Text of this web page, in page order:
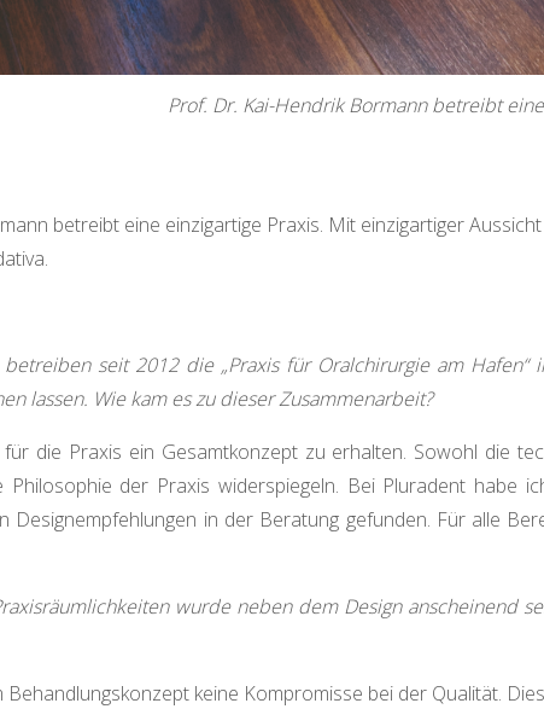
Prof. Dr. Kai-Hendrik Bormann betreibt
betreibt eine einzigartige Praxis. Mit einzigartiger
seit 2012 die „Praxis für Oralchirurgie am
lassen. Wie kam es zu dieser Zusammenarbeit?
die Praxis ein Gesamtkonzept zu erhalten. Sowohl die
Philosophie der Praxis widerspiegeln. Bei Pluradent habe
Designempfehlungen in der Beratung gefunden. Für alle
wurde neben dem Design anscheinend
Behandlungskonzept keine Kompromisse bei der Qualität.